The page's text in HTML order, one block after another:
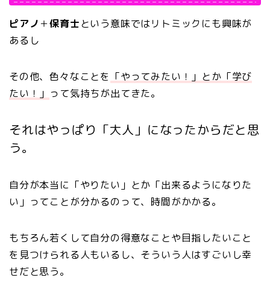
ピアノ＋保育士という意味ではリトミックにも興味が
あるし
その他、色々なことを 「やってみたい！」とか「学び
たい！」 って気持ちが出てきた。
それはやっぱり「大人」になったからだと思
う。
自分が本当に「やりたい」とか「出来るようになりた
い」ってことが分かるのって、時間がかかる。
もちろん若くして自分の得意なことや目指したいこと
を見つけられる人もいるし、そういう人はすごいし幸
せだと思う。